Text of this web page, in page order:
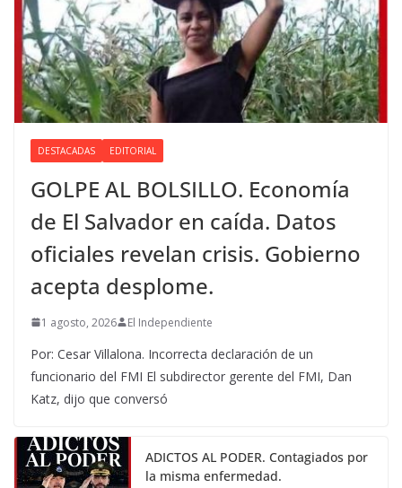
DESTACADAS EDITORIAL
GOLPE AL BOLSILLO. Economía
de El Salvador en caída. Datos
oficiales revelan crisis. Gobierno
acepta desplome.
1 agosto, 2026 El Independiente
Por: Cesar Villalona. Incorrecta declaración de un
funcionario del FMI El subdirector gerente del FMI, Dan
Katz, dijo que conversó
ADICTOS AL PODER. Contagiados por
la misma enfermedad.